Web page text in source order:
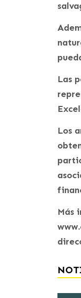
Las
Los
Más